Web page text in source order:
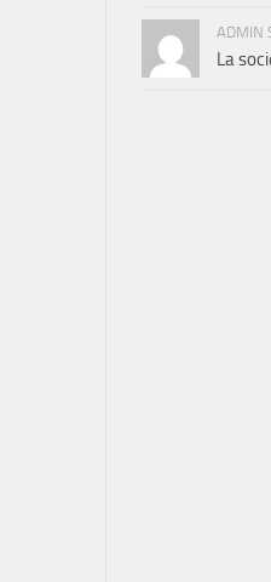
ADMIN
La